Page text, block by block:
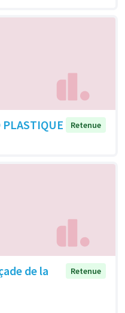
Retenue
de la
Retenue